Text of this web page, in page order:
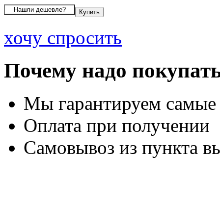
хочу спросить
Почему надо
Мы гарантируем
Оплата при получении
Самовывоз из пункта